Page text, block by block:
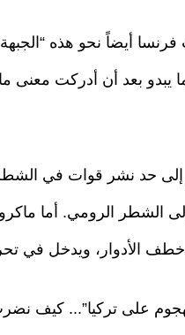
أيضاً نحو هذه
ما يبدو بعد أن أدركت معنى
إلى حد نشر قوات في
الشطر الرومي. أما
الأدوار، ويدخل في
على تركيا”... كيف